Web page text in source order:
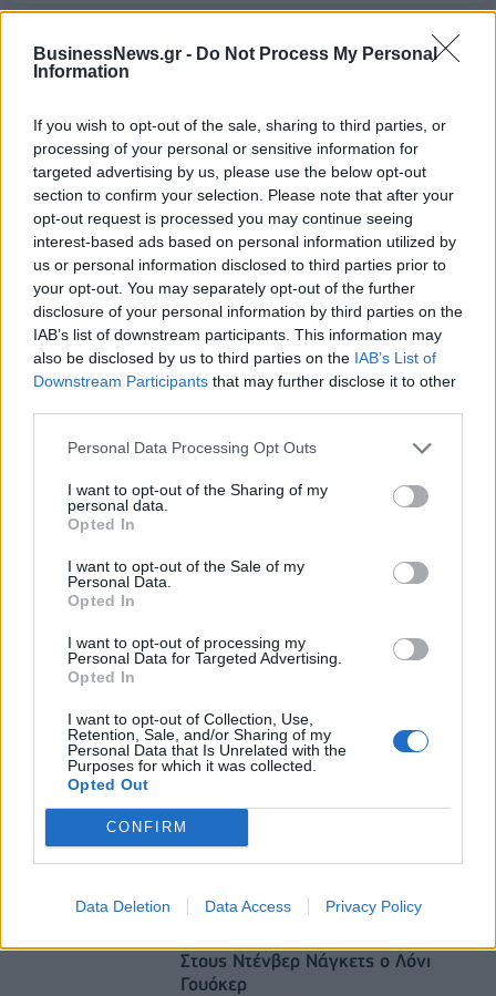
BusinessNews.gr - Do Not Process My Personal
Information
If you wish to opt-out of the sale, sharing to third parties, or
processing of your personal or sensitive information for
targeted advertising by us, please use the below opt-out
section to confirm your selection. Please note that after your
opt-out request is processed you may continue seeing
interest-based ads based on personal information utilized by
us or personal information disclosed to third parties prior to
your opt-out. You may separately opt-out of the further
disclosure of your personal information by third parties on the
IAB’s list of downstream participants. This information may
also be disclosed by us to third parties on the IAB’s List of
Downstream Participants that may further disclose it to other
Personal Data Processing Opt Outs
I want to opt-out of the Sharing of my
personal data.
Opted In
I want to opt-out of the Sale of my
Personal Data.
Opted In
I want to opt-out of processing my
Personal Data for Targeted Advertising.
Opted In
I want to opt-out of Collection, Use,
Retention, Sale, and/or Sharing of my
Personal Data that Is Unrelated with the
Purposes for which it was collected.
Opted Out
CONFIRM
Data Deletion Data Access Privacy Policy
ΔΗΜΟΦΙΛΗ
Η Vendora επεκτείνεται σε 27 χώρες της
Ευρωπαϊκή 'Ενωσης
05/08/2026 - 10:52 ΕΠΙΧΕΙΡΗΣΕΙΣ
SpaceX: Άλμα 92% στα έσοδα του α' τριμήνου στα
7,8 δισ. δολάρια
Evergood: Άγγιξε τα 300 εκατ. ο τζίρος- Στα 10
05/08/2026 - 12:50
Επιδαύρου άνοιξε τις πύλες του σε όλους
05/08/2026 - 12:41
Coca-Cola HBC: Άνοδος 11,4% στα καθαρά κέρδη
του α΄ εξαμήνου – Στα 524,4 εκατ. ευρώ
Στους Ντένβερ Νάγκετς ο Λόνι
Γουόκερ